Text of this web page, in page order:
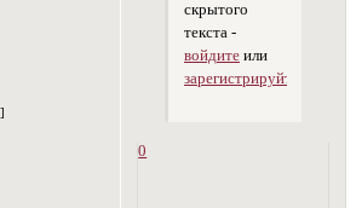
скрытого
текста -
войдитеили
зарегистрируйтесь
0